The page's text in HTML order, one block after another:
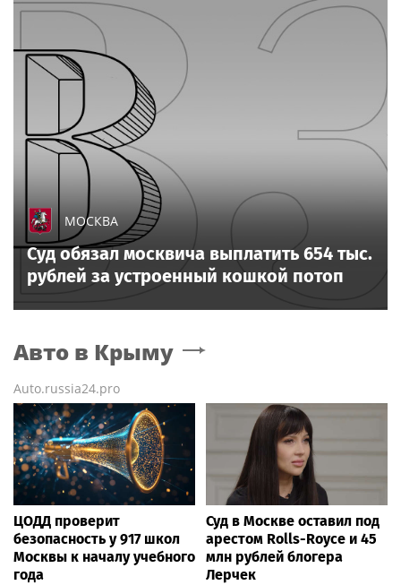
МОСКВА
Суд обязал москвича выплатить 654 тыс.
рублей за устроенный кошкой потоп
Авто в Крыму
Auto.russia24.pro
ЦОДД проверит
безопасность у 917 школ
Москвы к началу учебного
года
Суд в Москве оставил под
арестом Rolls-Royce и 45
млн рублей блогера
Лерчек